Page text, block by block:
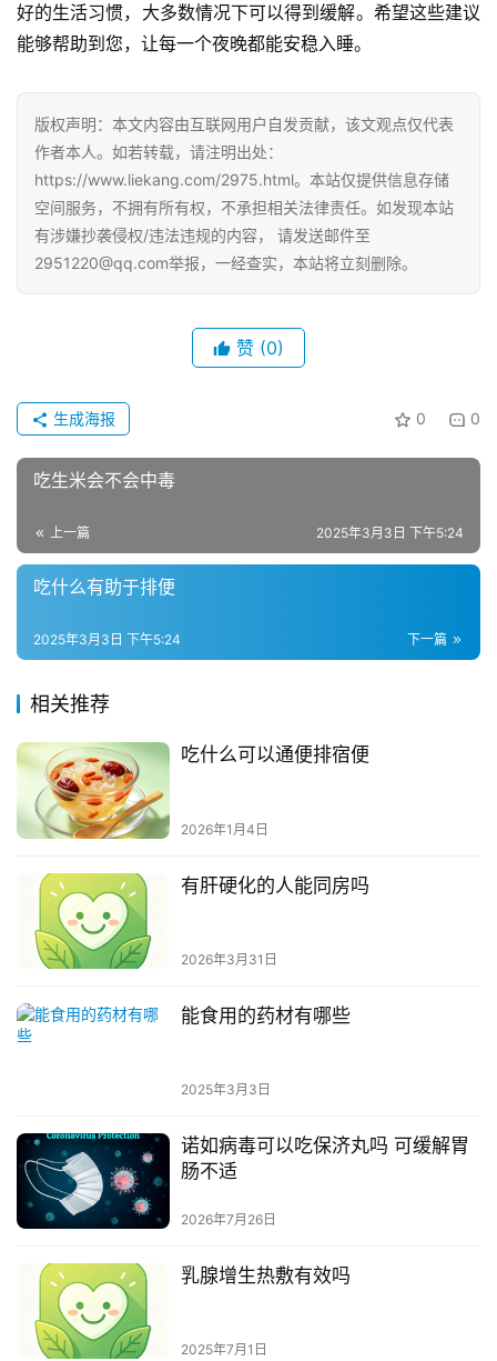
好的生活习惯，大多数情况下可以得到缓解。希望这些建议
能够帮助到您，让每一个夜晚都能安稳入睡。
版权声明：本文内容由互联网用户自发贡献，该文观点仅代表
作者本人。如若转载，请注明出处：
https://www.liekang.com/2975.html。本站仅提供信息存储
空间服务，不拥有所有权，不承担相关法律责任。如发现本站
有涉嫌抄袭侵权/违法违规的内容， 请发送邮件至
2951220@qq.com举报，一经查实，本站将立刻删除。
赞 (0)
0 0
生成海报
吃生米会不会中毒
上一篇 2025年3月3日 下午5:24
吃什么有助于排便
下一篇
2025年3月3日 下午5:24
相关推荐
吃什么可以通便排宿便
2026年1月4日
有肝硬化的人能同房吗
2026年3月31日
能食用的药材有哪些
2025年3月3日
诺如病毒可以吃保济丸吗 可缓解胃
肠不适
2026年7月26日
乳腺增生热敷有效吗
2025年7月1日